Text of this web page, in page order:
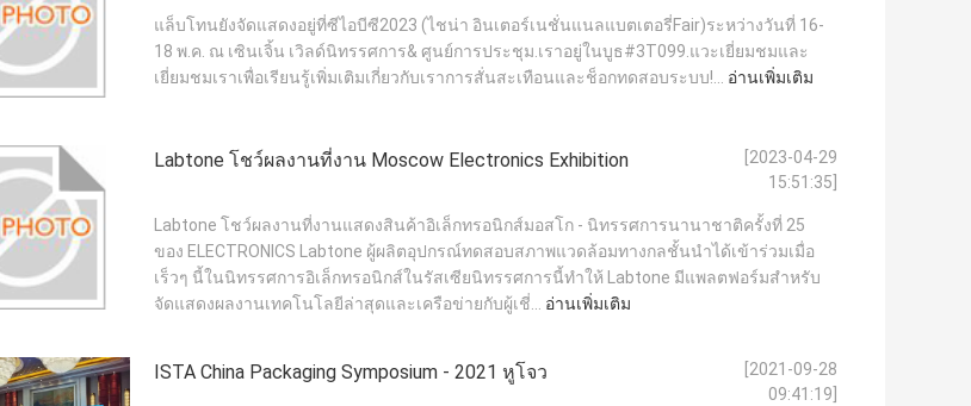
แล็บโทนยังจัดแสดงอยู่ที่ซีไอบีซี2023 (ไชน่า อินเตอร์เนชั่นแนลแบตเตอรี่Fair)ระหว่างวันที่ 16-
18 พ.ค. ณ เซินเจิ้น เวิลด์นิทรรศการ& ศูนย์การประชุม.เราอยู่ในบูธ#3T099.แวะเยี่ยมชมและ
เยี่ยมชมเราเพื่อเรียนรู้เพิ่มเติมเกี่ยวกับเราการสั่นสะเทือนและช็อกทดสอบระบบ!... อ่านเพิ่มเติม
Labtone โชว์ผลงานที่งาน Moscow Electronics Exhibition
[2023-04-29
15:51:35]
Labtone โชว์ผลงานที่งานแสดงสินค้าอิเล็กทรอนิกส์มอสโก - นิทรรศการนานาชาติครั้งที่ 25
ของ ELECTRONICS Labtone ผู้ผลิตอุปกรณ์ทดสอบสภาพแวดล้อมทางกลชั้นนำได้เข้าร่วมเมื่อ
เร็วๆ นี้ในนิทรรศการอิเล็กทรอนิกส์ในรัสเซียนิทรรศการนี้ทำให้ Labtone มีแพลตฟอร์มสำหรับ
จัดแสดงผลงานเทคโนโลยีล่าสุดและเครือข่ายกับผู้เชี่... อ่านเพิ่มเติม
ISTA China Packaging Symposium - 2021 หูโจว
[2021-09-28
09:41:19]